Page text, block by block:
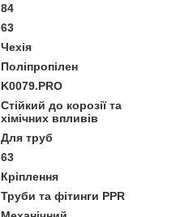
84
63
Чехія
Поліпропілен
K0079.PRO
Стійкий до корозії та
хімічних впливів
Для труб
63
Кріплення
Труби та фітинги PPR